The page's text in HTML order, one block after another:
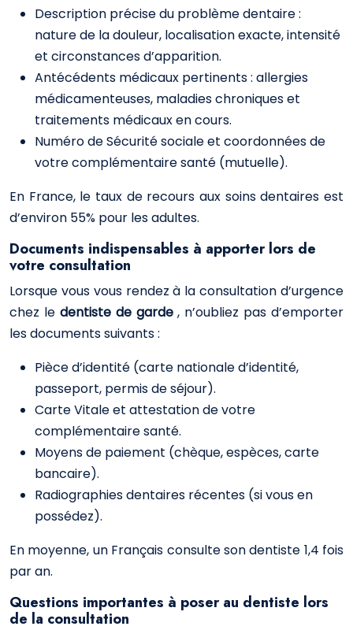
Description précise du problème dentaire :
nature de la douleur, localisation exacte, intensité
et circonstances d’apparition.
Antécédents médicaux pertinents : allergies
médicamenteuses, maladies chroniques et
traitements médicaux en cours.
Numéro de Sécurité sociale et coordonnées de
votre complémentaire santé (mutuelle).
En France, le taux de recours aux soins dentaires est
d’environ 55% pour les adultes.
Documents indispensables à apporter lors de
votre consultation
Lorsque vous vous rendez à la consultation d’urgence
chez le dentiste de garde, n’oubliez pas d’emporter
les documents suivants :
Pièce d’identité (carte nationale d’identité,
passeport, permis de séjour).
Carte Vitale et attestation de votre
complémentaire santé.
Moyens de paiement (chèque, espèces, carte
bancaire).
Radiographies dentaires récentes (si vous en
possédez).
En moyenne, un Français consulte son dentiste 1,4 fois
par an.
Questions importantes à poser au dentiste lors
de la consultation